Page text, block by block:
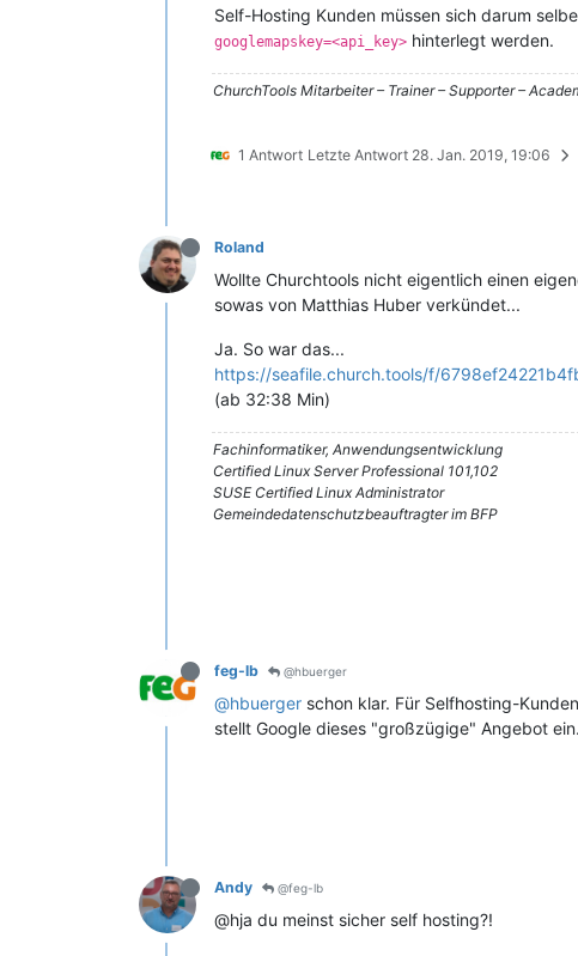
Self-Hosting Kunden müssen sich darum
googlemapskey=<api_key> hinterlegt werden.
ChurchTools Mitarbeiter – Trainer – Supporter –
1 Antwort Letzte Antwort 28. Jan. 2019, 19:06
Roland
Wollte Churchtools nicht eigentlich einen
sowas von Matthias Huber verkündet...
Ja. So war das...
https://seafile.church.tools/f/
(ab 32:38 Min)
Fachinformatiker, Anwendungsentwicklung
Certified Linux Server Professional 101,102
SUSE Certified Linux Administrator
Gemeindedatenschutzbeauftragter im BFP
feg-lb @hbuerger
@hbuerger schon klar. Für Selfhosting-
stellt Google dieses "großzügige" Angebot
Andy @feg-lb
@hja du meinst sicher self hosting?!